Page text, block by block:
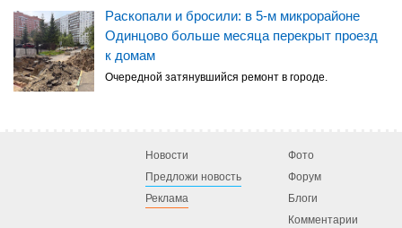
Раскопали и бросили: в 5-м микрорайоне
Одинцово больше месяца перекрыт проезд
к домам
Очередной затянувшийся ремонт в городе.
Новости
Предложи новость
Реклама
Фото
Форум
Блоги
Комментарии